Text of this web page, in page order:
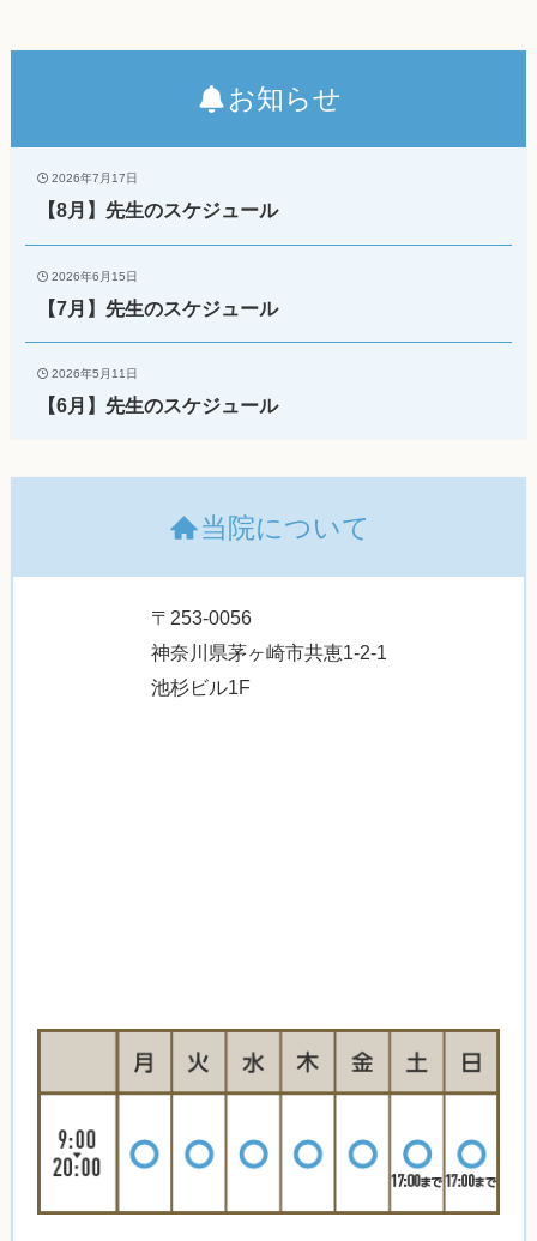
お知らせ
2026年7月17日
【8月】先生のスケジュール
2026年6月15日
【7月】先生のスケジュール
2026年5月11日
【6月】先生のスケジュール
当院について
〒253-0056
神奈川県茅ヶ崎市共恵1-2-1
池杉ビル1F